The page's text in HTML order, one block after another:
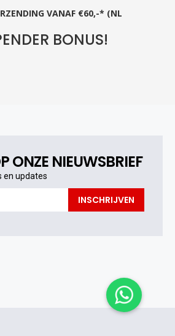
VANAF €60,-* (NL
BONUS!
ONZE NIEUWSBRIEF
en updates
INSCHRIJVEN